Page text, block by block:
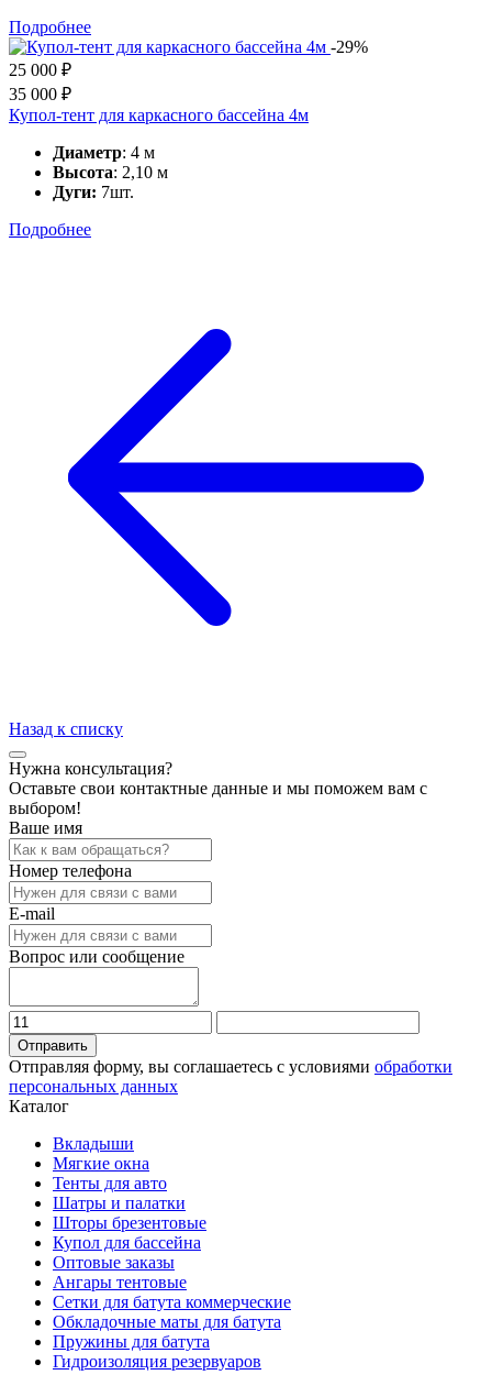
Подробнее
-29%
25 000 ₽
35 000 ₽
Купол-тент для каркасного бассейна 4м
Диаметр: 4 м
Высота: 2,10 м
Дуги: 7шт.
Подробнее
Назад к списку
Нужна консультация?
Оставьте свои контактные данные и мы поможем вам с
выбором!
Ваше имя
Номер телефона
E-mail
Вопрос или сообщение
Отправить
Отправляя форму, вы соглашаетесь с условиями обработки
персональных данных
Каталог
Вкладыши
Мягкие окна
Тенты для авто
Шатры и палатки
Шторы брезентовые
Купол для бассейна
Оптовые заказы
Ангары тентовые
Сетки для батута коммерческие
Обкладочные маты для батута
Пружины для батута
Гидроизоляция резервуаров